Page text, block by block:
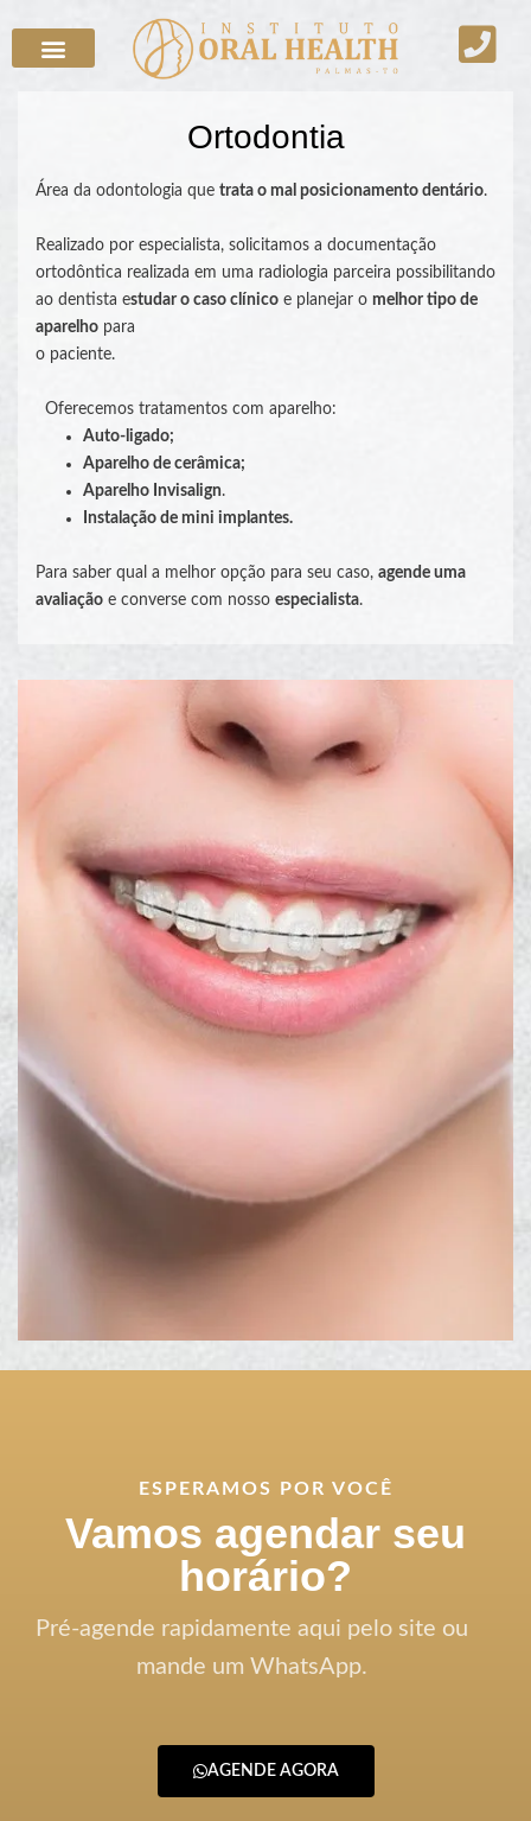
Ortodontia
Área da odontologia que trata o mal posicionamento dentário.
Realizado por especialista, solicitamos a documentação
ortodôntica realizada em uma radiologia parceira possibilitando
ao dentista estudar o caso clínico e planejar o melhor tipo de
aparelho para
o paciente.
Oferecemos tratamentos com aparelho:
Auto-ligado;
Aparelho de cerâmica;
Aparelho Invisalign.
Instalação de mini implantes.
Para saber qual a melhor opção para seu caso, agende uma
avaliação e converse com nosso especialista.
ESPERAMOS POR VOCÊ
Vamos agendar seu
horário?
Pré-agende rapidamente aqui pelo site ou
mande um WhatsApp.
AGENDE AGORA